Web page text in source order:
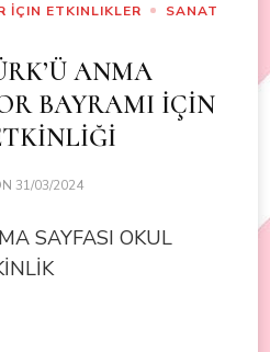
İÇIN ETKINLIKLER
SANAT
ANMA
BAYRAMI İÇİN
31/03/2024
SAYFASI OKUL